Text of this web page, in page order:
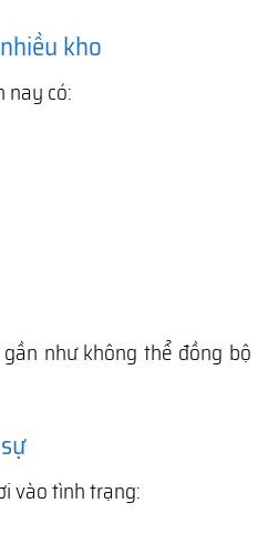
kho
nay có:
như không thể đồng bộ
vào tình trạng: